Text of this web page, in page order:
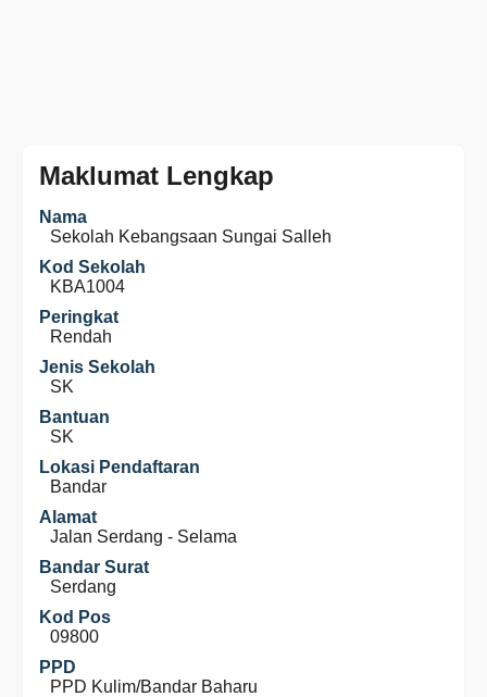
Maklumat Lengkap
Nama
Sekolah Kebangsaan Sungai Salleh
Kod Sekolah
KBA1004
Peringkat
Rendah
Jenis Sekolah
SK
Bantuan
SK
Lokasi Pendaftaran
Bandar
Alamat
Jalan Serdang - Selama
Bandar Surat
Serdang
Kod Pos
09800
PPD
PPD Kulim/Bandar Baharu